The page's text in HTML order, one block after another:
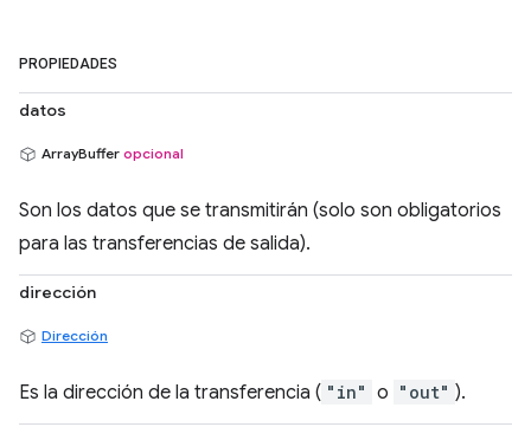
PROPIEDADES
datos
ArrayBuffer opcional
Son los datos que se transmitirán (solo son obligatorios
para las transferencias de salida).
dirección
Dirección
Es la dirección de la transferencia ( "in" o "out" ).